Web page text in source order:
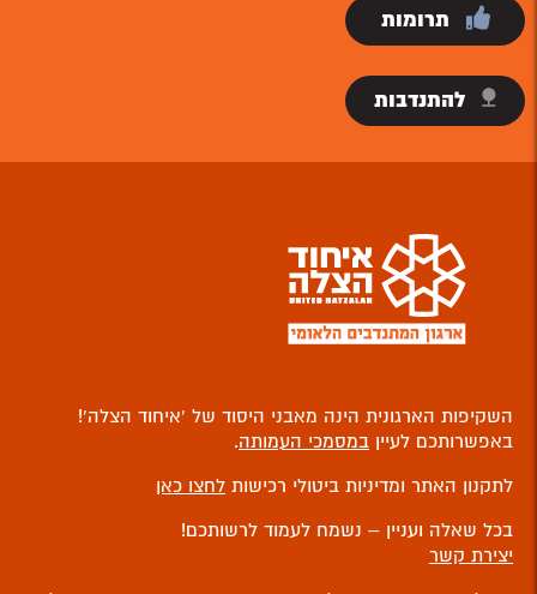
תרומות
להתנדבות
השקיפות הארגונית הינה מאבני היסוד של ‘איחוד הצלה’!
באפשרותכם לעיין במסמכי העמותה.
לתקנון האתר ומדיניות ביטולי רכישות לחצו כאן
בכל שאלה ועניין – נשמח לעמוד לרשותכם!
יצירת קשר